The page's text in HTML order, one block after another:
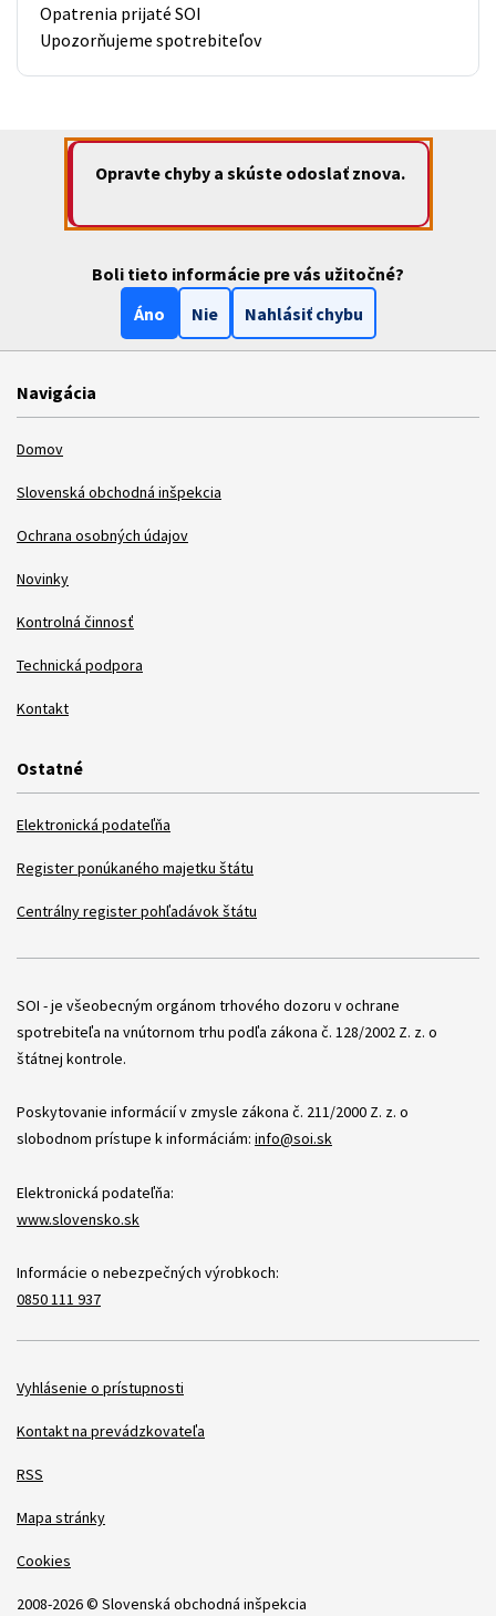
Opatrenia prijaté SOI
Upozorňujeme spotrebiteľov
Opravte chyby a skúste odoslať znova.
Boli tieto informácie pre vás užitočné?
Áno
Nie Nahlásiť chybu
Navigácia
Domov
Slovenská obchodná inšpekcia
Ochrana osobných údajov
Novinky
Kontrolná činnosť
Technická podpora
Kontakt
Ostatné
Elektronická podateľňa
Register ponúkaného majetku štátu
Centrálny register pohľadávok štátu
Položky
SOI - je všeobecným orgánom trhového dozoru v ochrane
spotrebiteľa na vnútornom trhu podľa zákona č. 128/2002 Z. z. o
štátnej kontrole.
Poskytovanie informácií v zmysle zákona č. 211/2000 Z. z. o
slobodnom prístupe k informáciám: info@soi.sk
Elektronická podateľňa:
www.slovensko.sk
Informácie o nebezpečných výrobkoch:
0850 111 937
Položky
Vyhlásenie o prístupnosti
Kontakt na prevádzkovateľa
RSS
Mapa stránky
Cookies
2008-2026 © Slovenská obchodná inšpekcia